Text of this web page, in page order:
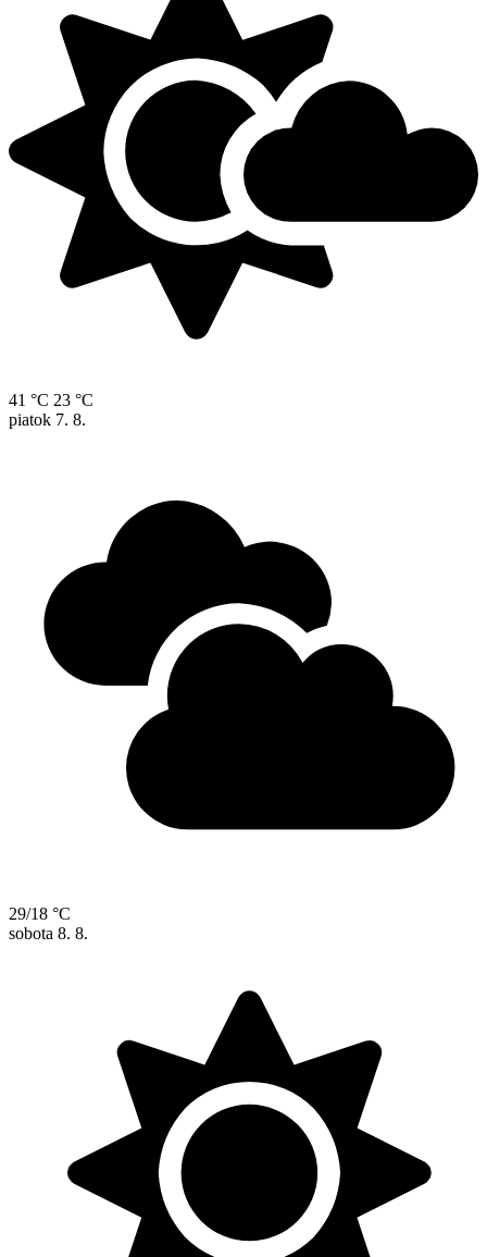
41 °C 23 °C
piatok 7. 8.
29/18 °C
sobota 8. 8.